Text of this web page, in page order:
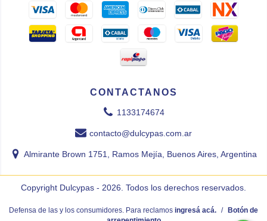
CONTACTANOS
1133174674
contacto@dulcypas.com.ar
Almirante Brown 1751, Ramos Mejía, Buenos Aires, Argentina
Copyright Dulcypas - 2026. Todos los derechos reservados.
Defensa de las y los consumidores. Para reclamos ingresá acá. / Botón de